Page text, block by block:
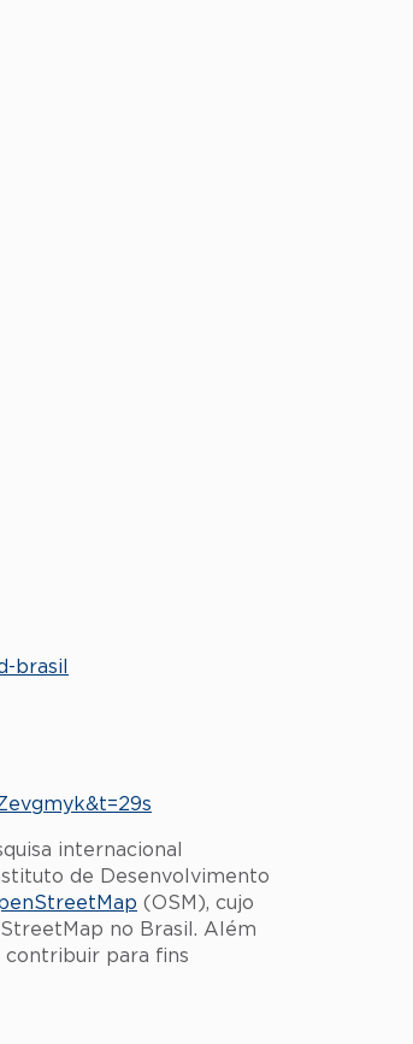
brasil
internacional
de Desenvolvimento
(OSM), cujo
no Brasil. Além
contribuir para fins